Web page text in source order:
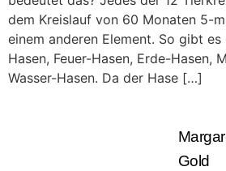
dem Kreislauf von 60 Monaten 5-
einem anderen Element. So gibt
Hasen, Feuer-Hasen, Erde-Hasen,
Wasser-Hasen. Da der Hase […]
Gold